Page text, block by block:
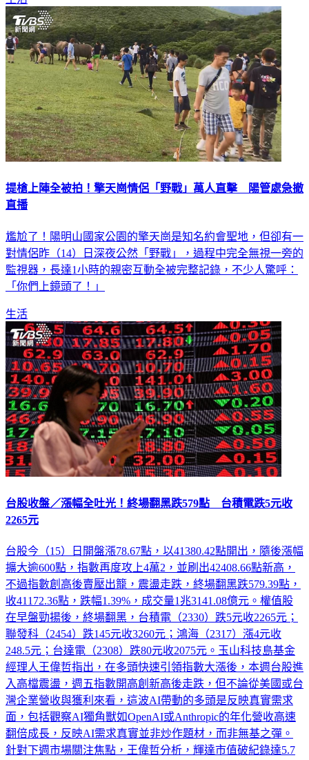
提槍上陣全被拍！擎天崗情侶「野戰」萬人直擊 陽管處急撤
直播
尷尬了！陽明山國家公園的擎天崗是知名約會聖地，但卻有一
對情侶昨（14）日深夜公然「野戰」，過程中完全無視一旁的
監視器，長達1小時的親密互動全被完整記錄，不少人驚呼：
「你們上鏡頭了！」
生活
台股收盤／漲幅全吐光！終場翻黑跌579點 台積電跌5元收
2265元
台股今（15）日開盤漲78.67點，以41380.42點開出，隨後漲幅
擴大逾600點，指數再度攻上4萬2，並刷出42408.66點新高，
不過指數創高後賣壓出籠，震盪走跌，終場翻黑跌579.39點，
收41172.36點，跌幅1.39%，成交量1兆3141.08億元。權值股
在早盤勁揚後，終場翻黑，台積電（2330）跌5元收2265元；
聯發科（2454）跌145元收3260元；鴻海（2317）漲4元收
248.5元；台達電（2308）跌80元收2075元。玉山科技島基金
經理人王偉哲指出，在多頭快速引領指數大漲後，本週台股進
入高檔震盪，週五指數開高創新高後走跌，但不論從美國或台
灣企業營收與獲利來看，這波AI帶動的多頭是反映真實需求
面，包括觀察AI獨角獸如OpenAI或Anthropic的年化營收高速
翻倍成長，反映AI需求真實並非炒作題材，而非無基之彈。
針對下週市場關注焦點，王偉哲分析，輝達市值破紀錄達5.7